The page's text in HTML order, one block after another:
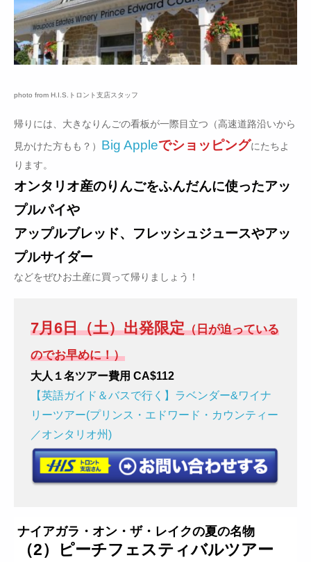
photo from H.I.S.トロント支店スタッフ
帰りには、大きなりんごの看板が一際目立つ（高速道路沿いから
見かけた方もも？） Big Appleでショッピングにたちよ
ります。
オンタリオ産のりんごをふんだんに使ったアッ
プルパイや
アップルブレッド、フレッシュジュースやアッ
プルサイダー
などをぜひお土産に買って帰りましょう！
7月6日（土）出発限定（日が迫っている
のでお早めに！）
大人１名ツアー費用 CA$112
【英語ガイド＆バスで行く】ラベンダー&ワイナ
リーツアー(プリンス・エドワード・カウンティー
／オンタリオ州)
ナイアガラ・オン・ザ・レイクの夏の名物
（2）ピーチフェスティバルツアー